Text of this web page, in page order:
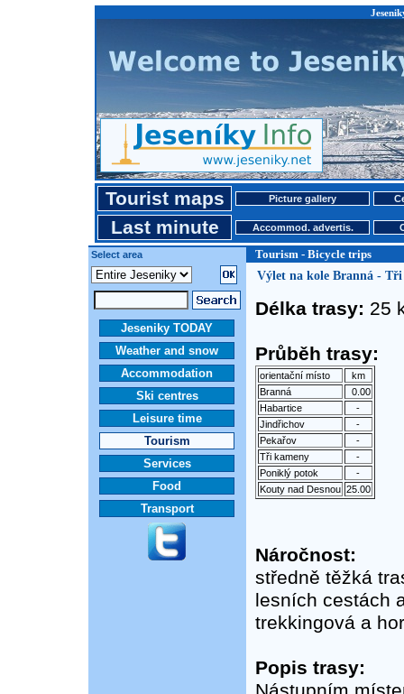
Tourist maps Picture gallery
Last minute Accommod. advertis.
Select area Tourism - Bicycle trips
Jeseniky TODAY
Weather and snow
Accommodation
Ski centres
Leisure time
Tourism
Services
Food
Transport
Výlet na kole Branná -
Délka trasy: 25
Průběh trasy:
orientační místo
km
Branná
0.00
Habartice
-
Jindřichov
-
Pekařov
-
Tři kameny
-
Poniklý potok
-
Kouty nad Desnou 25.00
Náročnost:
středně těžká
lesních cestách
trekkingová a
Popis trasy: